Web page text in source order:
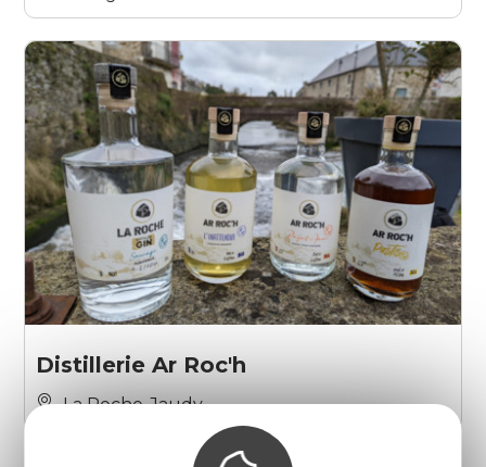
Distillerie Ar Roc'h
La Roche-Jaudy